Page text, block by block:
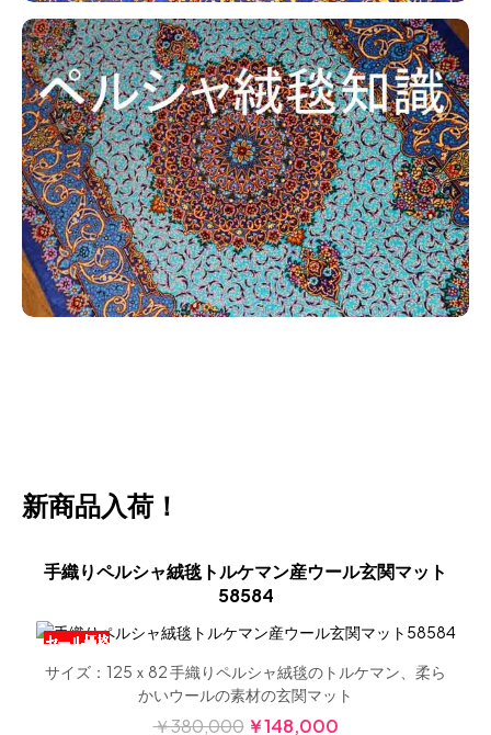
新商品入荷！
トライバルデザインの手織りペルシャ絨毯トルケマン
産27604
サイズ：122ｘ85 手織りペルシャ絨毯のトルケマン、柔ら
かいウールの素材の玄関マット